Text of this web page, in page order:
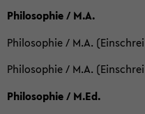
Philosophie / M.A.
Philosophie / M.A.
Philosophie / M.A.
Philosophie / M.Ed.